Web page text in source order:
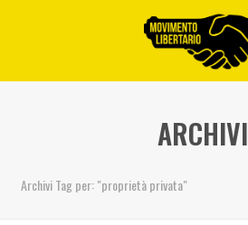
ARCHIVI
Archivi Tag per: "proprietà privata"